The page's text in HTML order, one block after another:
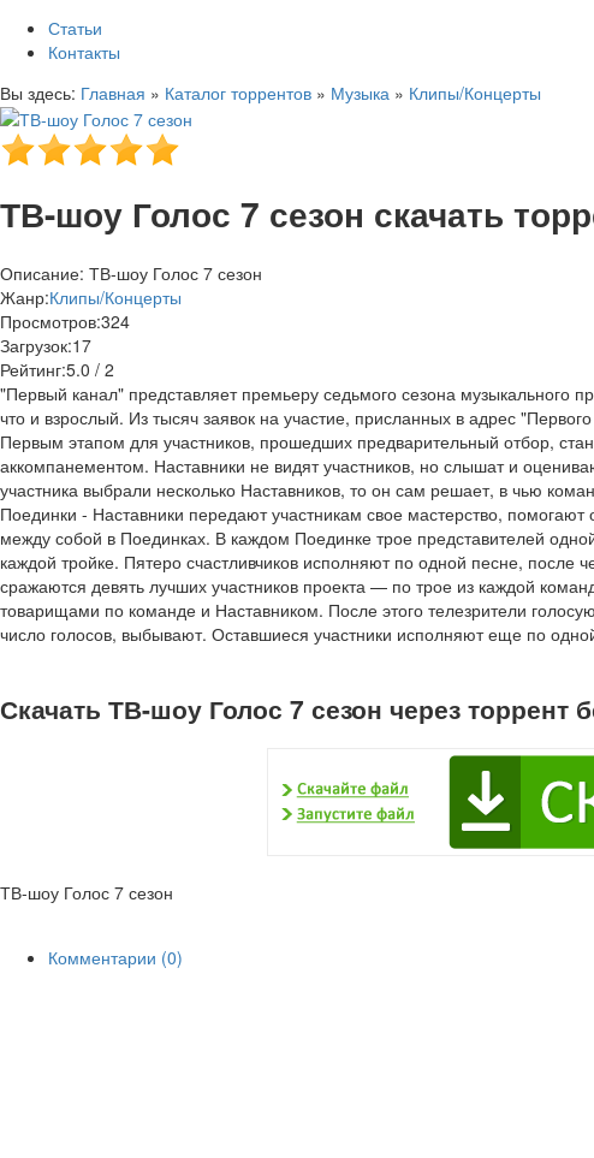
Статьи
Контакты
Вы здесь: Главная » Каталог торрентов » Музыка » Клипы/Концерты
ТВ-шоу Голос 7 сезон скачать
Описание: ТВ-шоу Голос 7 сезон
Жанр:Клипы/Концерты
Просмотров:324
Загрузок:17
Рейтинг:5.0 / 2
"Первый канал" представляет премьеру седьмого сезона музыкального
что и взрослый. Из тысяч заявок на участие, присланных в адрес
Первым этапом для участников, прошедших предварительный отбор,
аккомпанементом. Наставники не видят участников, но слышат и
участника выбрали несколько Наставников, то он сам решает, в чью
Поединки - Наставники передают участникам свое мастерство,
между собой в Поединках. В каждом Поединке трое представителей
каждой тройке. Пятеро счастливчиков исполняют по одной песне, после
сражаются девять лучших участников проекта — по трое из каждой
товарищами по команде и Наставником. После этого телезрители
число голосов, выбывают. Оставшиеся участники исполняют еще по
Скачать ТВ-шоу Голос 7 сезон через торрент
ТВ-шоу Голос 7 сезон
Комментарии (0)